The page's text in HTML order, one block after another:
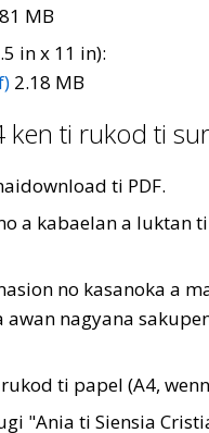
MB
in x 11 in):
2.18 MB
ken ti rukod ti
ti PDF.
a kabaelan a
no kasanoka a
awan nagyana
ti papel (A4,
"Ania ti Siensia